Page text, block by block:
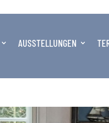
AUSSTELLUNGEN